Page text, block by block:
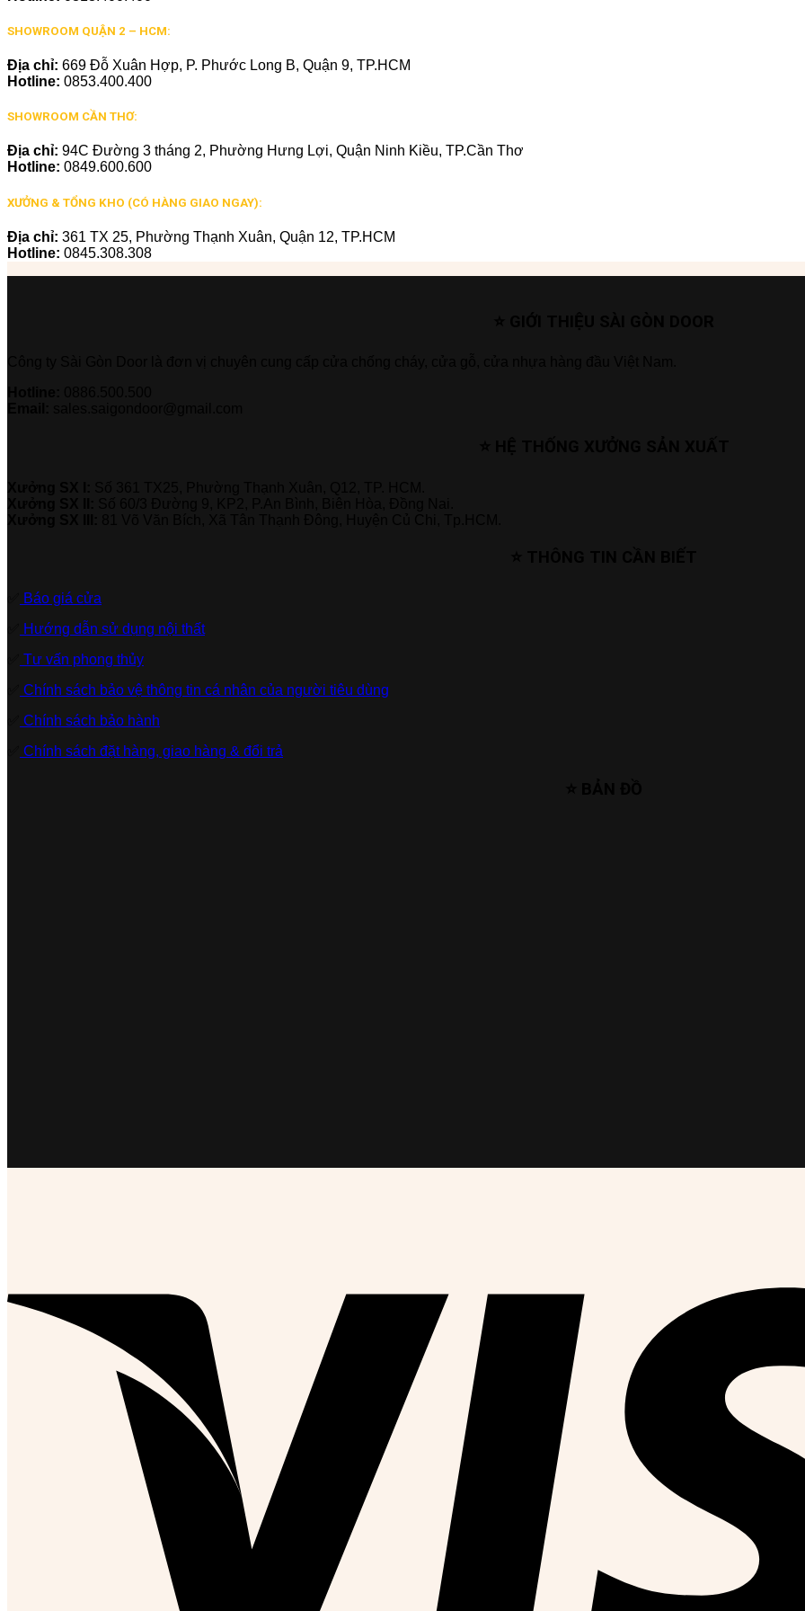
SHOWROOM QUẬN 2 – HCM:
Địa chỉ: 669 Đỗ Xuân Hợp, P. Phước Long B, Quận 9, TP.HCM
Hotline: 0853.400.400
SHOWROOM CẦN THƠ:
Địa chỉ: 94C Đường 3 tháng 2, Phường Hưng Lợi, Quận Ninh Kiều, TP.Cần Thơ
Hotline: 0849.600.600
XƯỞNG & TỔNG KHO (CÓ HÀNG GIAO NGAY):
Địa chỉ: 361 TX 25, Phường Thạnh Xuân, Quận 12, TP.HCM
Hotline: 0845.308.308
Báo giá cửa
Hướng dẫn sử dụng nội thất
Tư vấn phong thủy
Chính sách bảo vệ thông tin cá nhân của người tiêu dùng
Chính sách bảo hành
Chính sách đặt hàng, giao hàng & đổi trả